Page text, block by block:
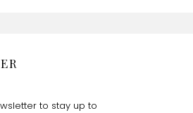
to stay up to